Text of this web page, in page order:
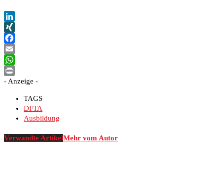
LinkedIn
XING
Facebook
Email
WhatsApp
Print
- Anzeige -
TAGS
DFTA
Ausbildung
Verwandte ArtikelMehr vom Autor